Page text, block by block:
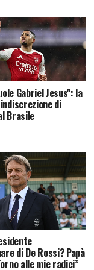
Gabriel Jesus": la
di
Brasile
di De Rossi? Papà
alle mie radici”